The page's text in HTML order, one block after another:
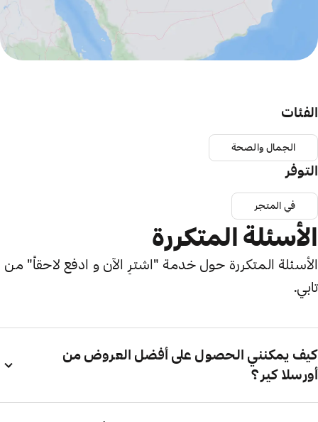
الفئات
الجمال والصحة
التوفر
في المتجر
الأسئلة المتكررة
الأسئلة المتكررة حول خدمة "اشترِ الآن و ادفع لاحقاً" من
تابي.
كيف يمكنني الحصول على أفضل العروض من
أورسلا كير؟